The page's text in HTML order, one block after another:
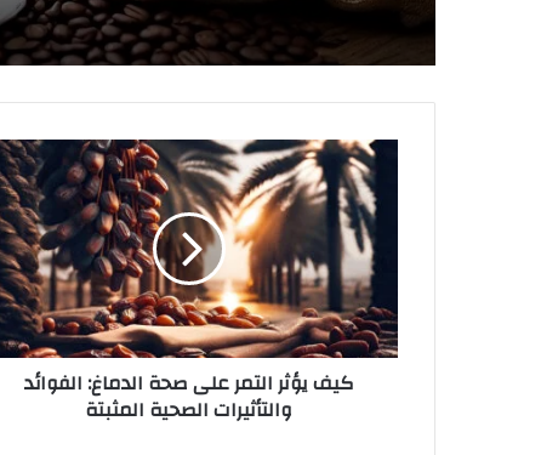
ا
ل
كيف يؤثر التمر على صحة الدماغ: الفوائد
والتأثيرات الصحية المثبتة